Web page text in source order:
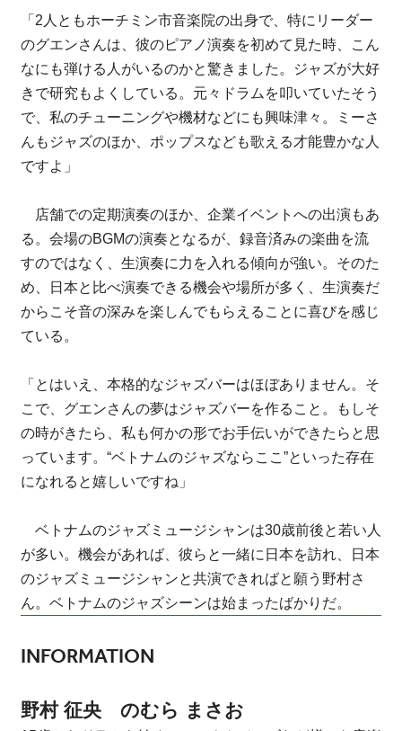
「2人ともホーチミン市音楽院の出身で、特にリーダー
のグエンさんは、彼のピアノ演奏を初めて見た時、こん
なにも弾ける人がいるのかと驚きました。ジャズが大好
きで研究もよくしている。元々ドラムを叩いていたそう
で、私のチューニングや機材などにも興味津々。ミーさ
んもジャズのほか、ポップスなども歌える才能豊かな人
ですよ」
店舗での定期演奏のほか、企業イベントへの出演もあ
る。会場のBGMの演奏となるが、録音済みの楽曲を流
すのではなく、生演奏に力を入れる傾向が強い。そのた
め、日本と比べ演奏できる機会や場所が多く、生演奏だ
からこそ音の深みを楽しんでもらえることに喜びを感じ
ている。
「とはいえ、本格的なジャズバーはほぼありません。そ
こで、グエンさんの夢はジャズバーを作ること。もしそ
の時がきたら、私も何かの形でお手伝いができたらと思
っています。“ベトナムのジャズならここ”といった存在
になれると嬉しいですね」
ベトナムのジャズミュージシャンは30歳前後と若い人
が多い。機会があれば、彼らと一緒に日本を訪れ、日本
のジャズミュージシャンと共演できればと願う野村さ
ん。ベトナムのジャズシーンは始まったばかりだ。
INFORMATION
野村 征央 のむら まさお